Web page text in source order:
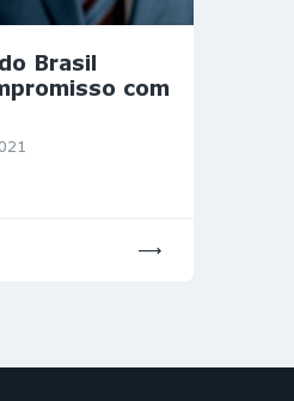
Brasil
com